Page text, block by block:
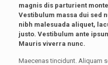
magnis dis parturient
Vestibulum massa dui sed
nibh malesuada aliquet,
justo. Vestibulum ante
Mauris viverra nunc.
Maecenas tincidunt. Aliquam